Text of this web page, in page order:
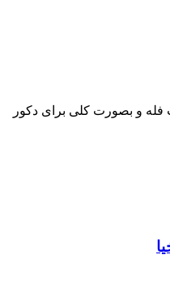
فله و بصورت کلی برای دکور